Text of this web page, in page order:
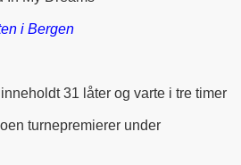
i Bergen
31 låter og varte i tre timer
turnepremierer under